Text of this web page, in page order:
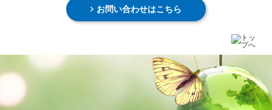
お問い合わせはこちら